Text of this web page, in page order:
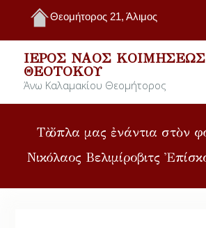
Θεομήτορος 21, Άλιμος
ΙΕΡΌΣ ΝΑΌΣ ΚΟΙΜΉΣΕΩΣ
ΘΕΟΤΌΚΟΥ
Άνω Καλαμακίου Θεομήτορος
Τὰ ὄπλα μας ἐνάντια στὸν
Νικόλαος Βελιμίροβιτς